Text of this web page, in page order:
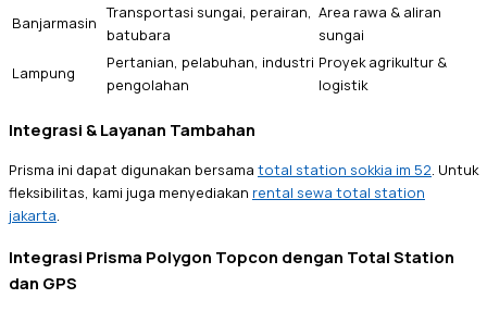
Banjarmasin
Transportasi sungai, perairan,
batubara
Area rawa & aliran
sungai
Lampung
Pertanian, pelabuhan, industri
pengolahan
Proyek agrikultur &
logistik
Integrasi & Layanan Tambahan
Prisma ini dapat digunakan bersama total station sokkia im 52. Untuk
fleksibilitas, kami juga menyediakan rental sewa total station
jakarta.
Integrasi Prisma Polygon Topcon dengan Total Station
dan GPS